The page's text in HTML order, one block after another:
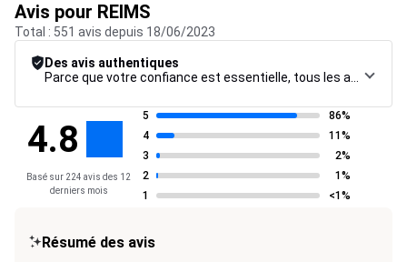
Avis pour REIMS
Total : 551 avis depuis 18/06/2023
Des avis authentiques
4.8
Basé sur 224 avis des 12
derniers mois
5
86%
4
11%
3
2%
2
1%
1
<1%
Résumé des avis